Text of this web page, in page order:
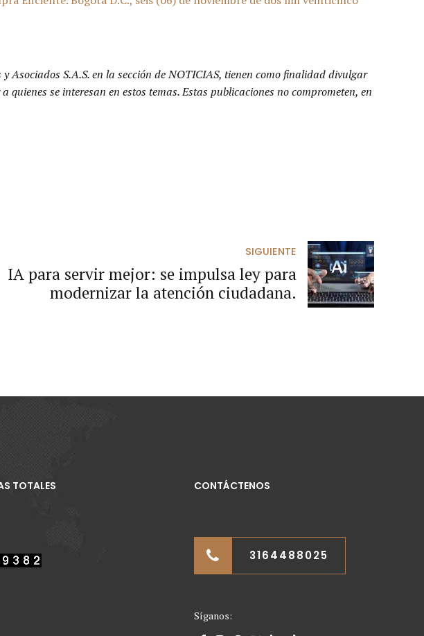
S.A.S. en la sección de NOTICIAS, tienen como finalidad divulgar
se interesan en estos temas. Estas publicaciones no comprometen, en
SIGUIENTE
IA para servir mejor: se impulsa ley para
modernizar la atención ciudadana.
TOTALES CONTÁCTENOS
3164488025
Síganos: